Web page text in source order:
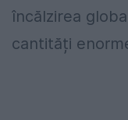
încălzirea
cantități